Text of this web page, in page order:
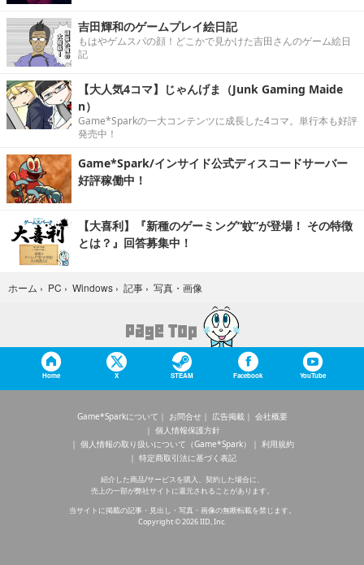
吉田輝和のゲームプレイ絵日記
もはやゲムスパの顔！どこかで見かけた吉田さんのゲーム絵日
記
【大人気4コマ】じゃんげま（Junk Gaming Maide
n）
Game*Sparkの一大コンテンツに成長した4コマ。単行本も好評
発売中！
Game*Spark/インサイド公式ディスコードサーバー
好評稼働中！
【大喜利】『新種のゲーミング“蚊”が登場！ その特徴
とは？』回答募集中！
ホーム › PC › Windows › 記事 › 写真・画像
Home X STEAM Facebook YouTube
Game*Sparkについて お問合せ 広告掲載
会社概要
個人情報保護方針
個人情報の取り扱いについて（Game*Spark）
利用規約
特定商取引法に基づく表記
紹介した商品/サービスを購入、契約した場合に、
売上の一部が弊社サイトに還元されることがあります。
当サイトに掲載の記事・見出し・写真・画像の無断転載を禁じます。
Copyright © 2026 IID, Inc.